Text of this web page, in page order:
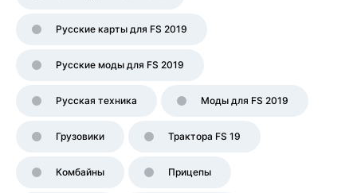
Русские карты для FS 2019
Русские моды для FS 2019
Русская техника Моды для FS 2019
Грузовики Трактора FS 19
Комбайны Прицепы